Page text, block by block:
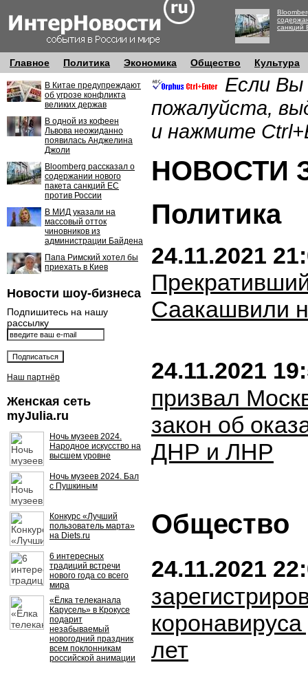
санкций
Главное Политика Экономика Общество Культура
В Китае предупреждают
об угрозе конфликта
великих держав
В одной из кофеен
Львова неожиданно
появилась Анджелина
Джоли
Bloomberg рассказал о
содержании нового
пакета санкций ЕС
против России
В МИД указали на
массовый отток
чиновников из
администрации Байдена
Папа Римский хотел бы
приехать в Киев
Новости шоу-бизнеса
Подпишитесь на нашу
рассылку
Наш партнёр
Женская сеть
myJulia.ru
Ночь музеев 2024.
Народное искусство на
высшем уровне
Ночь музеев 2024. Бал
с Пушкиным
Конкурс «Лучший
пользователь марта»
на Diets.ru
6 интересных
традиций встречи
нового года со всего
мира
«Ёлка телеканала
Карусель» в Крокусе
подарит
незабываемый
новогодний праздник
всем поклонникам
российской анимации
Если Вы
пожалуйста,
и нажмите
НОВОСТИ
Политика
24.11.2021
Саакашвили
24.11.2021
призвал
закон об
ДНР и ЛНР
Общество
24.11.2021
лет